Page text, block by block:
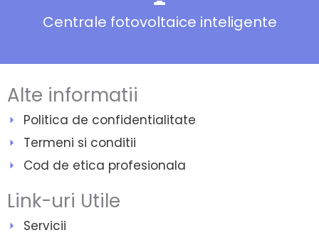
Centrale fotovoltaice inteligente
Alte informatii
Politica de confidentialitate
Termeni si conditii
Cod de etica profesionala
Link-uri Utile
Servicii